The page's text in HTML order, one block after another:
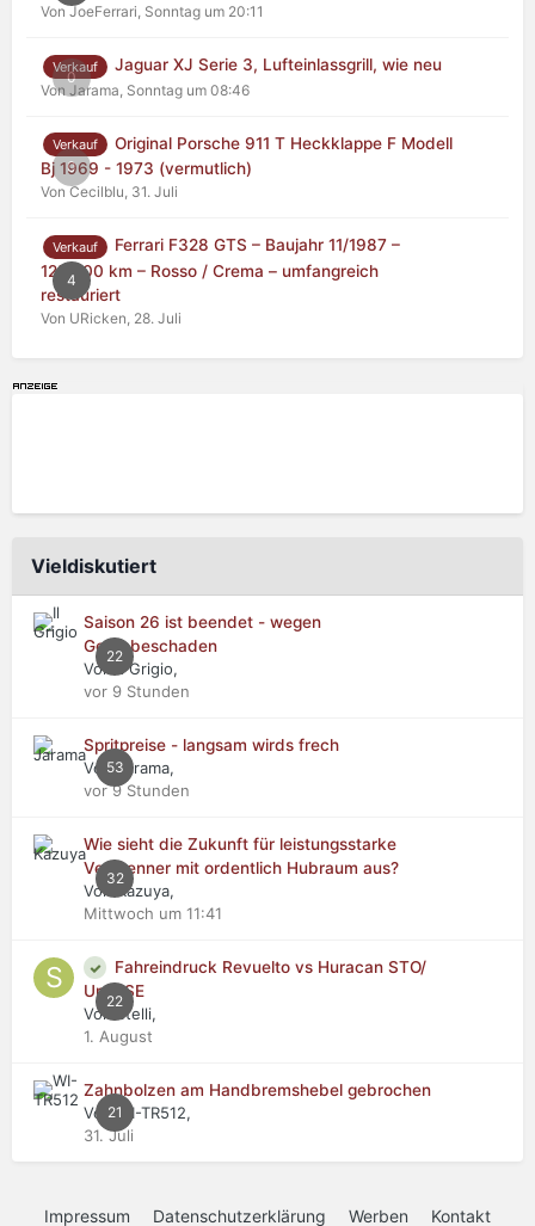
Von JoeFerrari, Sonntag um 20:11
0
Verkauf Jaguar XJ Serie 3, Lufteinlassgrill, wie neu
Von Jarama, Sonntag um 08:46
0
Verkauf
Original Porsche 911 T Heckklappe F Modell
Bj 1969 - 1973 (vermutlich)
Von Cecilblu, 31. Juli
4
Verkauf
Ferrari F328 GTS – Baujahr 11/1987 –
125.000 km – Rosso / Crema – umfangreich
restauriert
Von URicken, 28. Juli
Vieldiskutiert
22
Saison 26 ist beendet - wegen
Getriebeschaden
Von Il Grigio,
vor 9 Stunden
53
Spritpreise - langsam wirds frech
Von Jarama,
vor 9 Stunden
32
Wie sieht die Zukunft für leistungsstarke
Verbrenner mit ordentlich Hubraum aus?
Von Kazuya,
Mittwoch um 11:41
22
Fahreindruck Revuelto vs Huracan STO/
Urus SE
Von stelli,
1. August
21
Zahnbolzen am Handbremshebel gebrochen
Von WI-TR512,
31. Juli
Impressum Datenschutzerklärung Werben Kontakt